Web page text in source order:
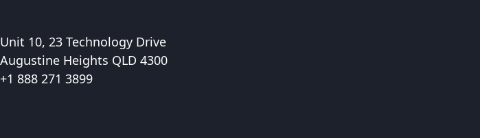
Unit 10, 23 Technology Drive
Augustine Heights QLD 4300
+1 888 271 3899